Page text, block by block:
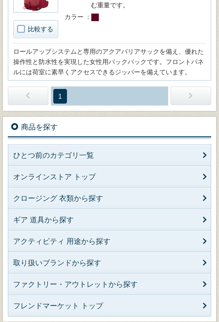
比較する
む重量です。
カラー
ロールアップシステムと専用のアクアバリアサックを備え、優れた
操作性と防水性を実現した女性用バックパックです。フロントパネ
ルには荷室に素早くアクセスできるジッパーを備えています。
1
商品を探す
ひとつ前のカテゴリ一覧
オンラインストア トップ
クロージング 衣類から探す
ギア 道具から探す
アクティビティ 用途から探す
取り扱いブランドから探す
ファクトリー・アウトレットから探す
フレンドマーケット トップ